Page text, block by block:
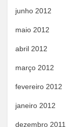
junho 2012
maio 2012
abril 2012
março 2012
fevereiro 2012
janeiro 2012
dezembro 2011